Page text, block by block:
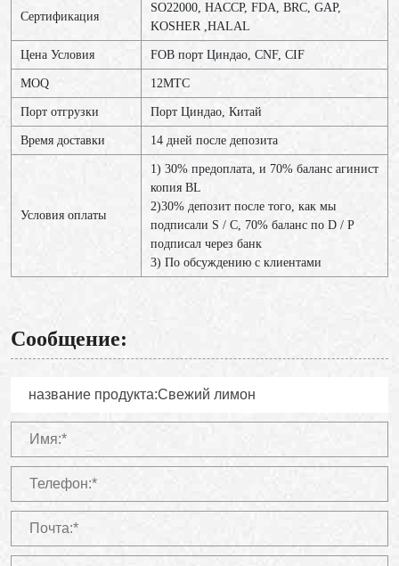
Сертификация
SO22000, HACCP, FDA, BRC, GAP,
KOSHER ,HALAL
Цена Условия FOB порт Циндао, CNF, CIF
MOQ 12МТС
Порт отгрузки Порт Циндао, Китай
Время доставки 14 дней после депозита
Условия оплаты
1) 30% предоплата, и 70% баланс агинист
копия BL
2)30% депозит после того, как мы
подписали S / C, 70% баланс по D / P
подписал через банк
3) По обсуждению с клиентами
Сообщение: